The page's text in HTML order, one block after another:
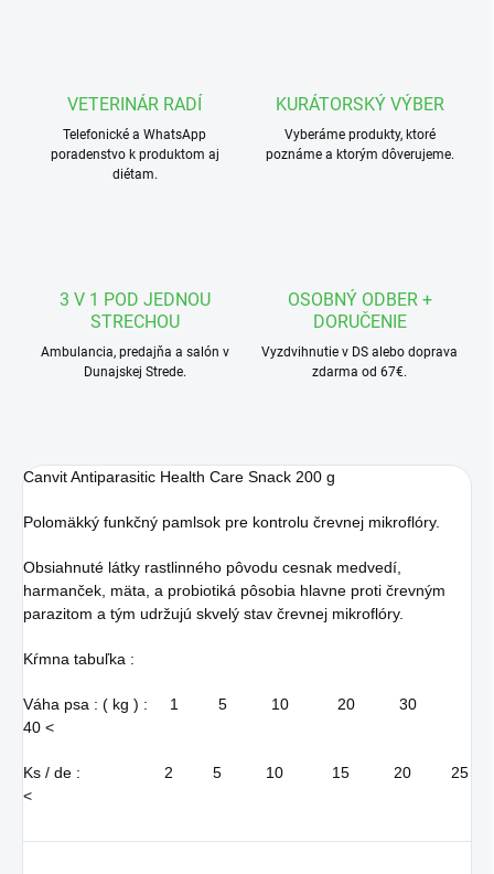
VETERINÁR RADÍ
Telefonické a WhatsApp
poradenstvo k produktom aj
diétam.
KURÁTORSKÝ VÝBER
Vyberáme produkty, ktoré
poznáme a ktorým dôverujeme.
3 V 1 POD JEDNOU
STRECHOU
Ambulancia, predajňa a salón v
Dunajskej Strede.
OSOBNÝ ODBER +
DORUČENIE
Vyzdvihnutie v DS alebo doprava
zdarma od 67€.
Canvit Antiparasitic Health Care Snack 200 g
Polomäkký funkčný pamlsok pre kontrolu črevnej mikroflóry.
Obsiahnuté látky rastlinného pôvodu cesnak medvedí,
harmanček, mäta, a probiotiká pôsobia hlavne proti črevným
parazitom a tým udržujú skvelý stav črevnej mikroflóry.
Kŕmna tabuľka :
Váha psa : ( kg ) : 1 5 10 20 30
40 <
Ks / de : 2 5 10 15 20 25
<